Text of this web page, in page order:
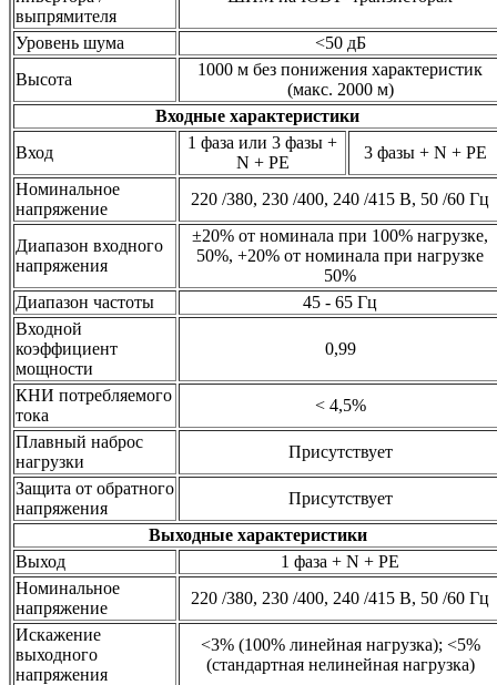
выпрямителя
Уровень шума
<50 дБ
Высота
1000 м без понижения характеристик
(макс. 2000 м)
Входные характеристики
Вход
1 фаза или 3 фазы +
N + PE
3 фазы + N + PE
Номинальное
напряжение
220 /380, 230 /400, 240 /415 В, 50 /60 Гц
Диапазон входного
напряжения
±20% от номинала при 100% нагрузке,
50%, +20% от номинала при нагрузке
50%
Диапазон частоты
45 - 65 Гц
Входной
коэффициент
мощности
0,99
КНИ потребляемого
тока
< 4,5%
Плавный наброс
нагрузки
Присутствует
Защита от обратного
напряжения
Присутствует
Выходные характеристики
Выход
1 фаза + N + PE
Номинальное
напряжение
220 /380, 230 /400, 240 /415 В, 50 /60 Гц
Искажение
выходного
напряжения
<3% (100% линейная нагрузка); <5%
(стандартная нелинейная нагрузка)